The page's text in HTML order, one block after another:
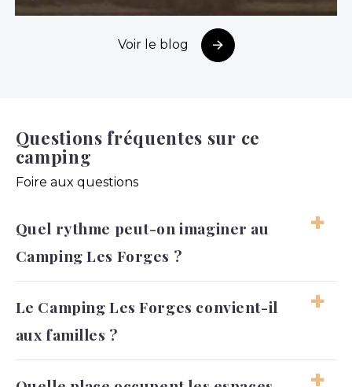
Voir le blog
Questions fréquentes sur ce
camping
Foire aux questions
Quel rythme peut-on imaginer au
Camping Les Forges ?
baignade, détente et moments plus actifs. Le
rythme reste assez souple pour convenir à
Le Camping Les Forges convient-il
aux familles ?